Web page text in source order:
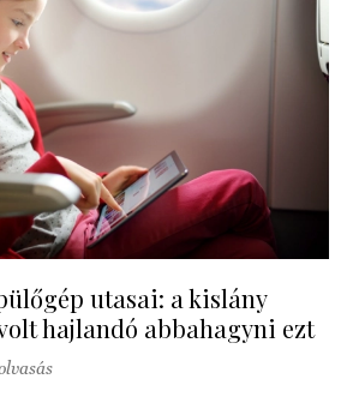
utasai: a kislány
hajlandó abbahagyni ezt